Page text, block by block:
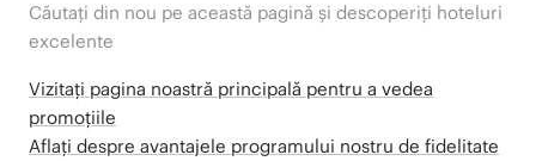
Căutați din nou pe această pagină și descoperiți hoteluri
excelente
Vizitați pagina noastră principală pentru a vedea
promoțiile
Aflați despre avantajele programului nostru de fidelitate